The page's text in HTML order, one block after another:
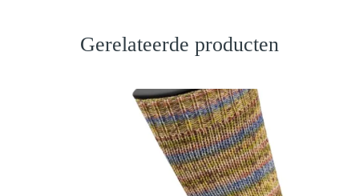
Gerelateerde producten